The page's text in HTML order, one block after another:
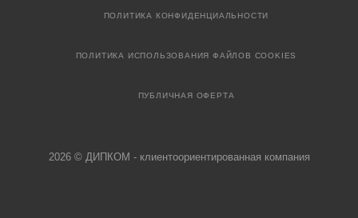
ПОЛИТИКА КОНФИДЕНЦИАЛЬНОСТИ
ПОЛИТИКА ИСПОЛЬЗОВАНИЯ ФАЙЛОВ COOKIES
ПУБЛИЧНАЯ ОФЕРТА
2026 © ДИПКОМ - клиентоориентированная компания